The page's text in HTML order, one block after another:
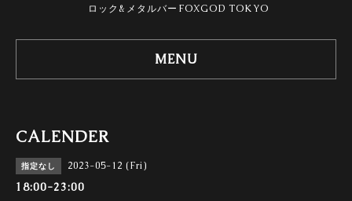
ロック&メタルバーFOXGOD TOKYO
MENU
CALENDER
指定なし 2023-05-12 (Fri)
18:00-23:00